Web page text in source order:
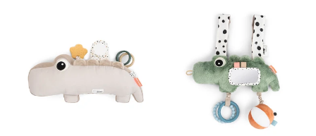
Done By Deer
Hanging Activity
Toy Croco Green
Tummy Time
Activity Toy
Croco Sand